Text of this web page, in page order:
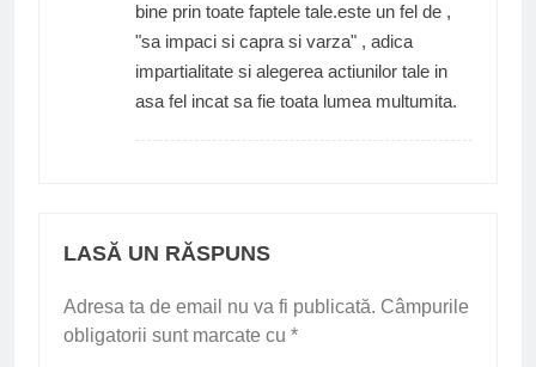
bine prin toate faptele tale.este un fel de ,
"sa impaci si capra si varza" , adica
impartialitate si alegerea actiunilor tale in
asa fel incat sa fie toata lumea multumita.
LASĂ UN RĂSPUNS
Adresa ta de email nu va fi publicată. Câmpurile
obligatorii sunt marcate cu *